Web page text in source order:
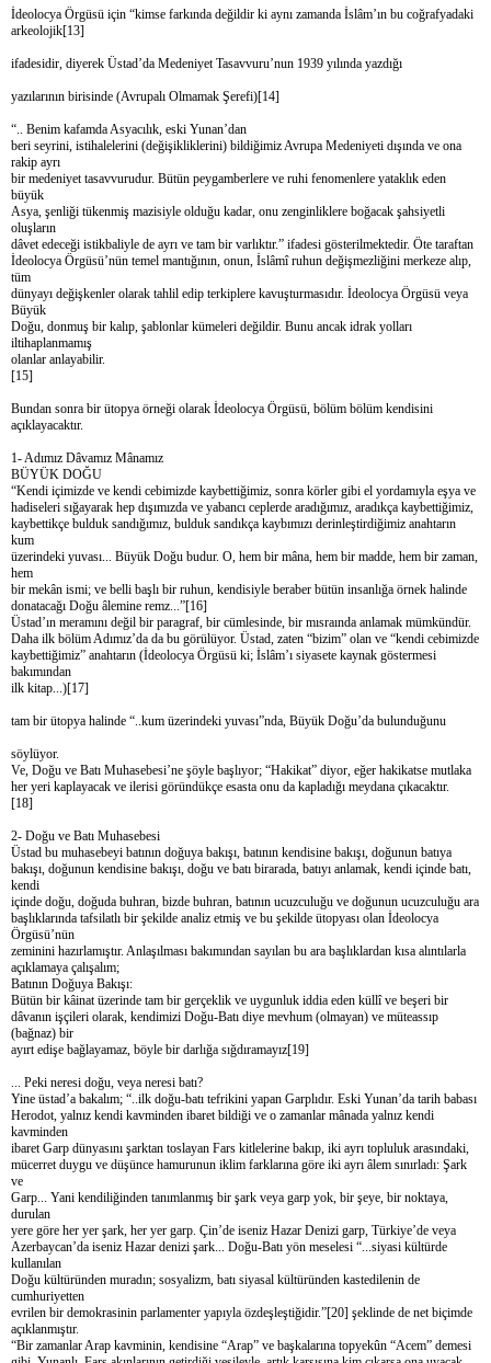
İdeolocya Örgüsü için “kimse farkında değildir ki aynı zamanda İslâm’ın bu coğrafyadaki
arkeolojik[13]
ifadesidir, diyerek Üstad’da Medeniyet Tasavvuru’nun 1939 yılında yazdığı
yazılarının birisinde (Avrupalı Olmamak Şerefi)[14]
“.. Benim kafamda Asyacılık, eski Yunan’dan
beri seyrini, istihalelerini (değişikliklerini) bildiğimiz Avrupa Medeniyeti dışında ve ona
rakip ayrı
bir medeniyet tasavvurudur. Bütün peygamberlere ve ruhi fenomenlere yataklık eden
büyük
Asya, şenliği tükenmiş mazisiyle olduğu kadar, onu zenginliklere boğacak şahsiyetli
oluşların
dâvet edeceği istikbaliyle de ayrı ve tam bir varlıktır.” ifadesi gösterilmektedir. Öte taraftan
İdeolocya Örgüsü’nün temel mantığının, onun, İslâmî ruhun değişmezliğini merkeze alıp,
tüm
dünyayı değişkenler olarak tahlil edip terkiplere kavuşturmasıdır. İdeolocya Örgüsü veya
Büyük
Doğu, donmuş bir kalıp, şablonlar kümeleri değildir. Bunu ancak idrak yolları
iltihaplanmamış
olanlar anlayabilir.
[15]
Bundan sonra bir ütopya örneği olarak İdeolocya Örgüsü, bölüm bölüm kendisini
açıklayacaktır.
1- Adımız Dâvamız Mânamız
BÜYÜK DOĞU
“Kendi içimizde ve kendi cebimizde kaybettiğimiz, sonra körler gibi el yordamıyla eşya ve
hadiseleri sığayarak hep dışımızda ve yabancı ceplerde aradığımız, aradıkça kaybettiğimiz,
kaybettikçe bulduk sandığımız, bulduk sandıkça kaybımızı derinleştirdiğimiz anahtarın
kum
üzerindeki yuvası... Büyük Doğu budur. O, hem bir mâna, hem bir madde, hem bir zaman,
hem
bir mekân ismi; ve belli başlı bir ruhun, kendisiyle beraber bütün insanlığa örnek halinde
donatacağı Doğu âlemine remz...”[16]
Üstad’ın meramını değil bir paragraf, bir cümlesinde, bir mısraında anlamak mümkündür.
Daha ilk bölüm Adımız’da da bu görülüyor. Üstad, zaten “bizim” olan ve “kendi cebimizde
kaybettiğimiz” anahtarın (İdeolocya Örgüsü ki; İslâm’ı siyasete kaynak göstermesi
bakımından
ilk kitap...)[17]
tam bir ütopya halinde “..kum üzerindeki yuvası”nda, Büyük Doğu’da bulunduğunu
söylüyor.
Ve, Doğu ve Batı Muhasebesi’ne şöyle başlıyor; “Hakikat” diyor, eğer hakikatse mutlaka
her yeri kaplayacak ve ilerisi göründükçe esasta onu da kapladığı meydana çıkacaktır.
[18]
2- Doğu ve Batı Muhasebesi
Üstad bu muhasebeyi batının doğuya bakışı, batının kendisine bakışı, doğunun batıya
bakışı, doğunun kendisine bakışı, doğu ve batı birarada, batıyı anlamak, kendi içinde batı,
kendi
içinde doğu, doğuda buhran, bizde buhran, batının ucuzculuğu ve doğunun ucuzculuğu ara
başlıklarında tafsilatlı bir şekilde analiz etmiş ve bu şekilde ütopyası olan İdeolocya
Örgüsü’nün
zeminini hazırlamıştır. Anlaşılması bakımından sayılan bu ara başlıklardan kısa alıntılarla
açıklamaya çalışalım;
Batının Doğuya Bakışı:
Bütün bir kâinat üzerinde tam bir gerçeklik ve uygunluk iddia eden küllî ve beşeri bir
dâvanın işçileri olarak, kendimizi Doğu-Batı diye mevhum (olmayan) ve müteassıp
(bağnaz) bir
ayırt edişe bağlayamaz, böyle bir darlığa sığdıramayız[19]
... Peki neresi doğu, veya neresi batı?
Yine üstad’a bakalım; “..ilk doğu-batı tefrikini yapan Garplıdır. Eski Yunan’da tarih babası
Herodot, yalnız kendi kavminden ibaret bildiği ve o zamanlar mânada yalnız kendi
kavminden
ibaret Garp dünyasını şarktan toslayan Fars kitlelerine bakıp, iki ayrı topluluk arasındaki,
mücerret duygu ve düşünce hamurunun iklim farklarına göre iki ayrı âlem sınırladı: Şark
ve
Garp... Yani kendiliğinden tanımlanmış bir şark veya garp yok, bir şeye, bir noktaya,
durulan
yere göre her yer şark, her yer garp. Çin’de iseniz Hazar Denizi garp, Türkiye’de veya
Azerbaycan’da iseniz Hazar denizi şark... Doğu-Batı yön meselesi “...siyasi kültürde
kullanılan
Doğu kültüründen muradın; sosyalizm, batı siyasal kültüründen kastedilenin de
cumhuriyetten
evrilen bir demokrasinin parlamenter yapıyla özdeşleştiğidir.”[20] şeklinde de net biçimde
açıklanmıştır.
“Bir zamanlar Arap kavminin, kendisine “Arap” ve başkalarına topyekûn “Acem” demesi